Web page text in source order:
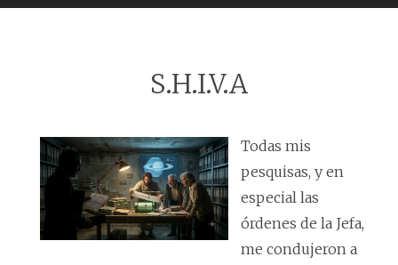
Menu
S.H.I.V.A
Todas mis
pesquisas, y en
especial las
órdenes de la Jefa,
me condujeron a